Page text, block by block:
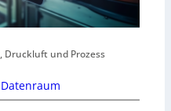
Druckluft und Prozess